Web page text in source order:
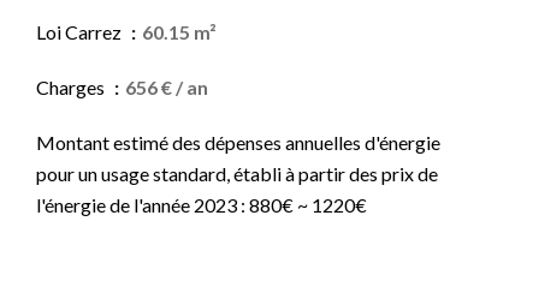
Loi Carrez 60.15 m²
Charges 656 € / an
Montant estimé des dépenses annuelles d'énergie
pour un usage standard, établi à partir des prix de
l'énergie de l'année 2023 : 880€ ~ 1220€